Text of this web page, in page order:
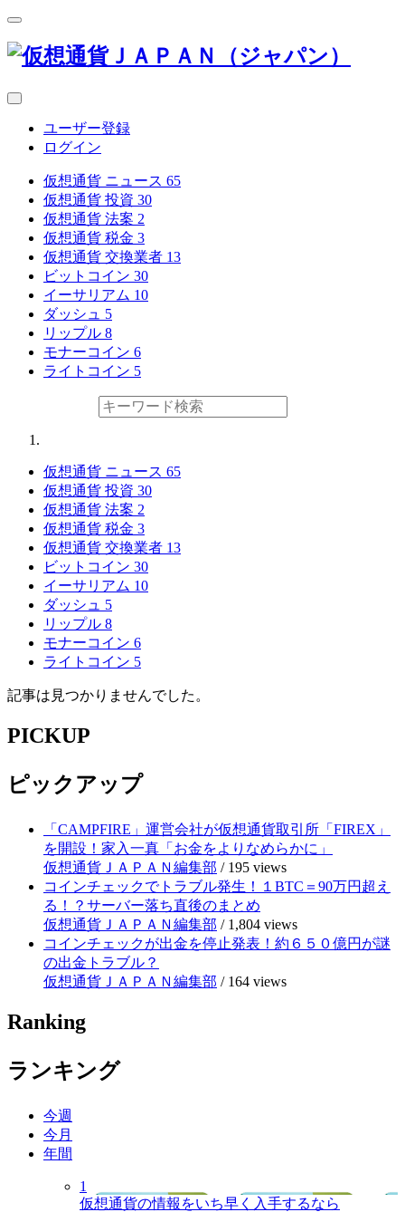
ユーザー登録
ログイン
仮想通貨 ニュース 65
仮想通貨 投資 30
仮想通貨 法案 2
仮想通貨 税金 3
仮想通貨 交換業者 13
ビットコイン 30
イーサリアム 10
ダッシュ 5
リップル 8
モナーコイン 6
ライトコイン 5
仮想通貨 ニュース 65
仮想通貨 投資 30
仮想通貨 法案 2
仮想通貨 税金 3
仮想通貨 交換業者 13
ビットコイン 30
イーサリアム 10
ダッシュ 5
リップル 8
モナーコイン 6
ライトコイン 5
記事は見つかりませんでした。
PICKUP
ピックアップ
「CAMPFIRE」運営会社が仮想通貨取引所「FIREX」
を開設！家入一真「お金をよりなめらかに」
仮想通貨ＪＡＰＡＮ編集部 / 195 views
コインチェックでトラブル発生！１BTC＝90万円超え
る！？サーバー落ち直後のまとめ
仮想通貨ＪＡＰＡＮ編集部 / 1,804 views
コインチェックが出金を停止発表！約６５０億円が謎
の出金トラブル？
仮想通貨ＪＡＰＡＮ編集部 / 164 views
Ranking
ランキング
今週
今月
年間
1
仮想通貨の情報をいち早く入手するなら